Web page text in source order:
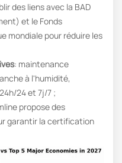
des liens avec la BAD
et le Fonds
mondiale pour réduire les
: maintenance
à l'humidité,
24 et 7j/7 ;
propose des
garantir la certification